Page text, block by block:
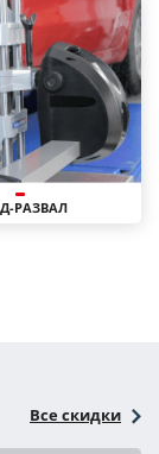
РАЗВАЛ
Все скидки